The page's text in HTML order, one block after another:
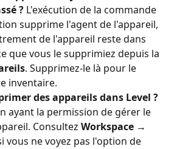
? L'exécution de la commande
supprime l'agent de l'appareil,
de l'appareil reste dans
que vous le supprimiez depuis la
. Supprimez-le là pour le
inventaire.
des appareils dans Level ?
ayant la permission de gérer le
Consultez Workspace →
vous ne voyez pas l'option de